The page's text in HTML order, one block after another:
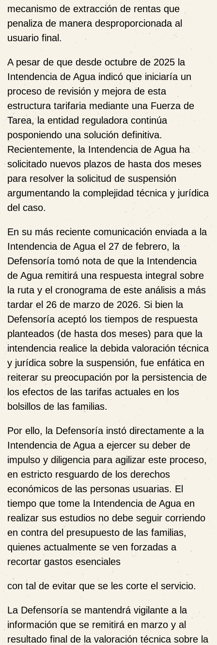
mecanismo de extracción de rentas que
penaliza de manera desproporcionada al
usuario final.
A pesar de que desde octubre de 2025 la
Intendencia de Agua indicó que iniciaría un
proceso de revisión y mejora de esta
estructura tarifaria mediante una Fuerza de
Tarea, la entidad reguladora continúa
posponiendo una solución definitiva.
Recientemente, la Intendencia de Agua ha
solicitado nuevos plazos de hasta dos meses
para resolver la solicitud de suspensión
argumentando la complejidad técnica y jurídica
del caso.
En su más reciente comunicación enviada a la
Intendencia de Agua el 27 de febrero, la
Defensoría tomó nota de que la Intendencia
de Agua remitirá una respuesta integral sobre
la ruta y el cronograma de este análisis a más
tardar el 26 de marzo de 2026. Si bien la
Defensoría aceptó los tiempos de respuesta
planteados (de hasta dos meses) para que la
intendencia realice la debida valoración técnica
y jurídica sobre la suspensión, fue enfática en
reiterar su preocupación por la persistencia de
los efectos de las tarifas actuales en los
bolsillos de las familias.
Por ello, la Defensoría instó directamente a la
Intendencia de Agua a ejercer su deber de
impulso y diligencia para agilizar este proceso,
en estricto resguardo de los derechos
económicos de las personas usuarias. El
tiempo que tome la Intendencia de Agua en
realizar sus estudios no debe seguir corriendo
en contra del presupuesto de las familias,
quienes actualmente se ven forzadas a
recortar gastos esenciales
con tal de evitar que se les corte el servicio.
La Defensoría se mantendrá vigilante a la
información que se remitirá en marzo y al
resultado final de la valoración técnica sobre la